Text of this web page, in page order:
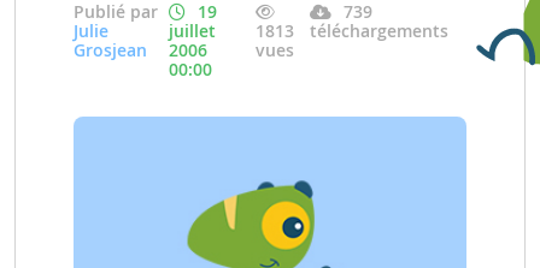
Publié par
Julie
Grosjean
19
juillet
2006
00:00
1813
vues
739
téléchargements